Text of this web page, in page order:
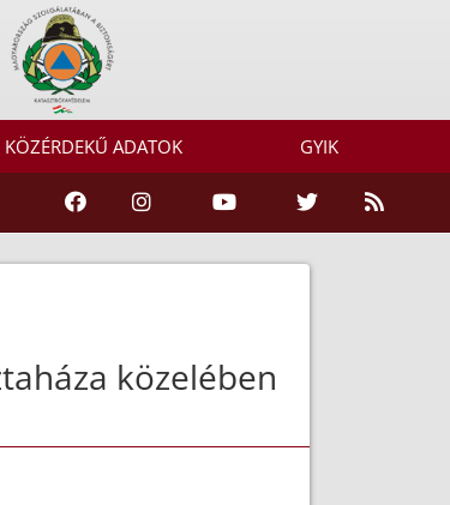
KÖZÉRDEKŰ ADATOK GYIK
közelében